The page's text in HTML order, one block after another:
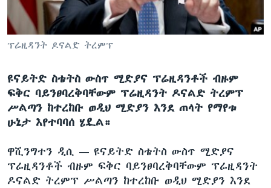
ቋንቋዎች
ፕሬዚዳንት ዶናልድ ትረምፕ
ዩናይትድ ስቴትስ ውስጥ ሚድያና ፕሬዚዳንቶች ብዙም
ፍቅር ባይንፀባረቅባቸውም ፕሬዚዳንት ዶናልድ ትረምፕ
ሥልጣን ከተረከቡ ወዲህ ሚድያን እንደ ጠላት የማየቱ
ሁኔታ እየተባባሰ ሄዷል።
ዋሺንግተን ዲሲ — ዩናይትድ ስቴትስ ውስጥ ሚድያና
ፕሬዚዳንቶች ብዙም ፍቅር ባይንፀባረቅባቸውም ፕሬዚዳንት
ዶናልድ ትረምፕ ሥልጣን ከተረከቡ ወዲህ ሚድያን እንደ